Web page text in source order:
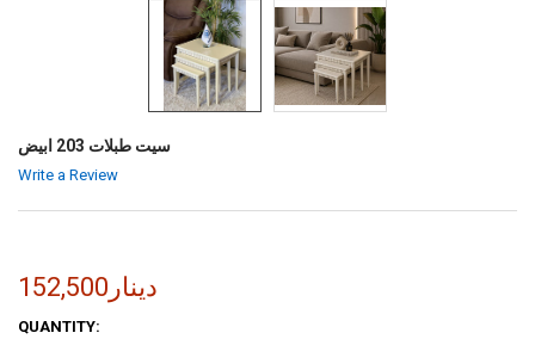
سيت طبلات 203 ابيض
Write a Review
152,500دينار
CURRENT
QUANTITY: